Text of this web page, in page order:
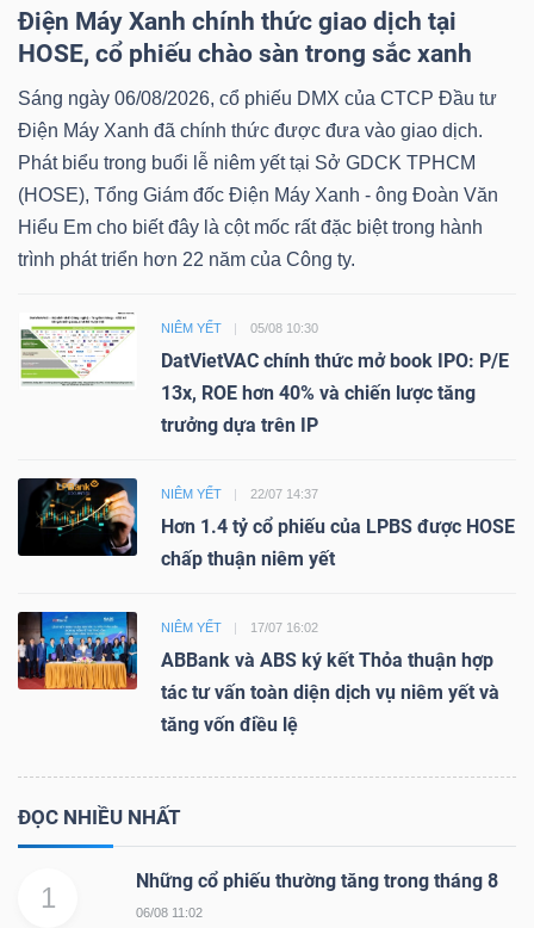
Điện Máy Xanh chính thức giao dịch tại
HOSE, cổ phiếu chào sàn trong sắc xanh
Sáng ngày 06/08/2026, cổ phiếu DMX của CTCP Đầu tư
Điện Máy Xanh đã chính thức được đưa vào giao dịch.
Phát biểu trong buổi lễ niêm yết tại Sở GDCK TPHCM
(HOSE), Tổng Giám đốc Điện Máy Xanh - ông Đoàn Văn
Hiểu Em cho biết đây là cột mốc rất đặc biệt trong hành
trình phát triển hơn 22 năm của Công ty.
NIÊM YẾT 05/08 10:30
DatVietVAC chính thức mở book IPO: P/E
13x, ROE hơn 40% và chiến lược tăng
trưởng dựa trên IP
NIÊM YẾT 22/07 14:37
Hơn 1.4 tỷ cổ phiếu của LPBS được HOSE
chấp thuận niêm yết
NIÊM YẾT 17/07 16:02
ABBank và ABS ký kết Thỏa thuận hợp
tác tư vấn toàn diện dịch vụ niêm yết và
tăng vốn điều lệ
ĐỌC NHIỀU NHẤT
1
Những cổ phiếu thường tăng trong tháng 8
06/08 11:02